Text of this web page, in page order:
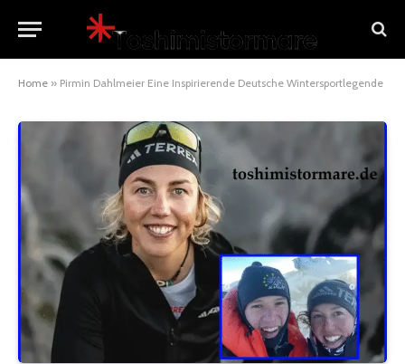
Home » Pirmin Dahlmeier Eine Inspirierende Deutsche Wintersportlegende